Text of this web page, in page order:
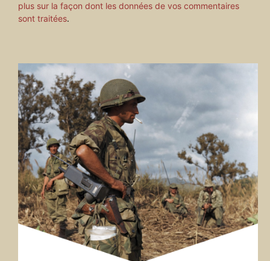
plus sur la façon dont les données de vos commentaires
sont traitées.